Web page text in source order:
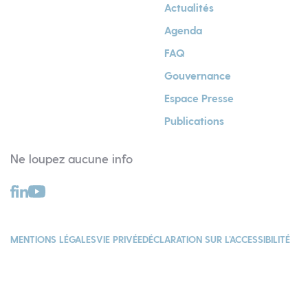
Actualités
Agenda
FAQ
Gouvernance
Espace Presse
Publications
Ne loupez aucune info
MENTIONS LÉGALESVIE PRIVÉEDÉCLARATION SUR L’ACCESSIBILITÉ